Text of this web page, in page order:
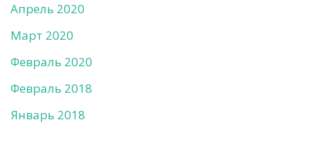
Апрель 2020
Март 2020
Февраль 2020
Февраль 2018
Январь 2018